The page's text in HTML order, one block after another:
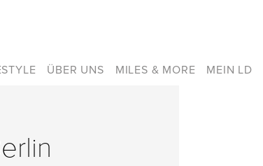
ÜBER UNS MILES & MORE MEIN LD